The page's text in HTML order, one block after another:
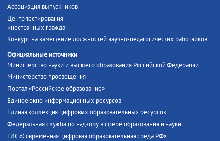
Ассоциация выпускников
Центр тестирования
иностранных граждан
Конкурс на замещение должностей научно-педагогических работников
Официальные источники
Министерство науки и высшего образования Российской Федерации
Министерство просвещения
Портал «Российское образование»
Единое окно информационных ресурсов
Единая коллекция цифровых образовательных ресурсов
Федеральная служба по надзору в сфере образования и науки
ГИС «Современная цифровая образовательная среда РФ»